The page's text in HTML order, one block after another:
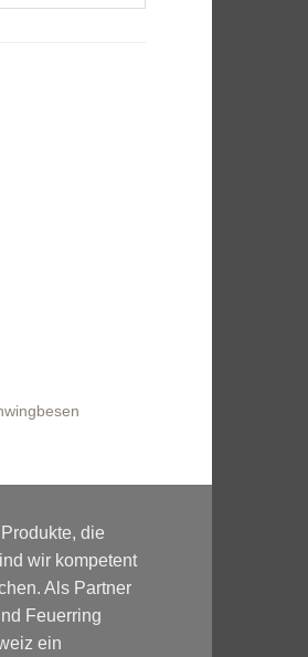
die
wir kompetent
Als Partner
Feuerring
ein